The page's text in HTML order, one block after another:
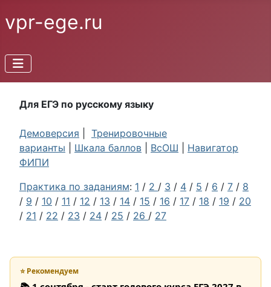
vpr-ege.ru
Для ЕГЭ по русскому языку
Демоверсия
Тренировочные
варианты
Шкала баллов ВсОШ
Навигатор
ФИПИ
Практика по заданиям: 1 / 2 / 3 / 4 / 5 / 6 / 7 / 8
/ 9 / 10 / 11 / 12 / 13 / 14 / 15 / 16 / 17 / 18 / 19 / 20
/ 21 / 22 / 23 / 24 / 25 / 26 / 27
⭐ Рекомендуем